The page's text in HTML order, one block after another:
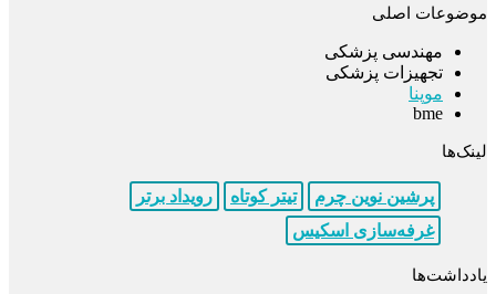
موضوعات اصلی
مهندسی پزشکی
تجهیزات پزشکی
موپنا
bme
لینک‌ها
پرشین نوین چرم تیتر کوتاه
رویداد برتر
غرفه‌سازی اسکیس
یادداشت‌ها